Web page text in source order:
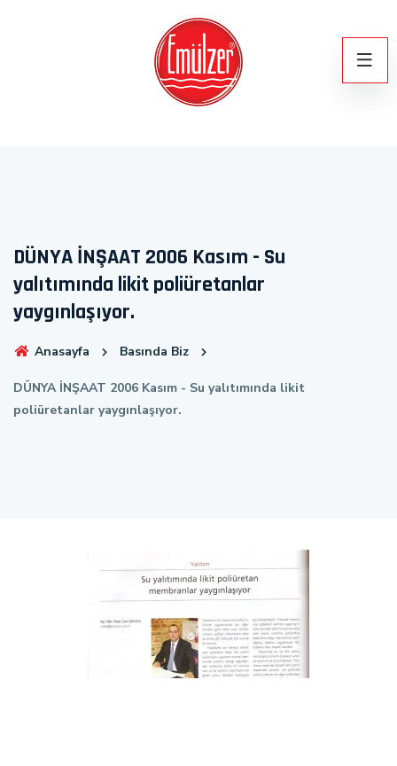
DÜNYA İNŞAAT 2006 Kasım - Su
yalıtımında likit poliüretanlar
yaygınlaşıyor.
Anasayfa Basında Biz
DÜNYA İNŞAAT 2006 Kasım - Su yalıtımında likit
poliüretanlar yaygınlaşıyor.